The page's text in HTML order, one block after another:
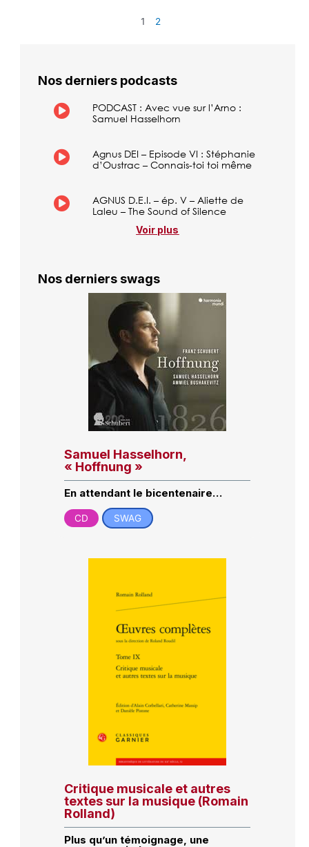
1 2
Nos derniers podcasts
PODCAST : Avec vue sur l’Arno :
Samuel Hasselhorn
Agnus DEI – Episode VI : Stéphanie
d’Oustrac – Connais-toi toi même
AGNUS D.E.I. – ép. V – Aliette de
Laleu – The Sound of Silence
Voir plus
Nos derniers swags
Samuel Hasselhorn,
« Hoffnung »
En attendant le bicentenaire…
CD SWAG
Critique musicale et autres
textes sur la musique (Romain
Rolland)
Plus qu’un témoignage, une